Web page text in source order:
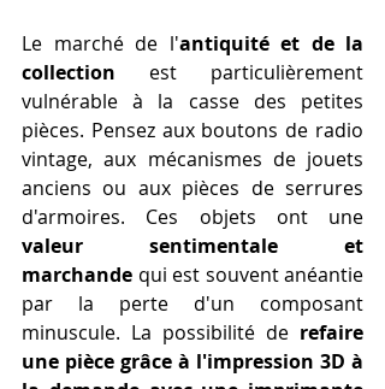
Le marché de l'antiquité et de la
collection est particulièrement
vulnérable à la casse des petites
pièces. Pensez aux boutons de radio
vintage, aux mécanismes de jouets
anciens ou aux pièces de serrures
valeur sentimentale et
marchande qui est souvent anéantie
par la perte d'un composant
minuscule. La possibilité de refaire
une pièce grâce à l'impression 3D à